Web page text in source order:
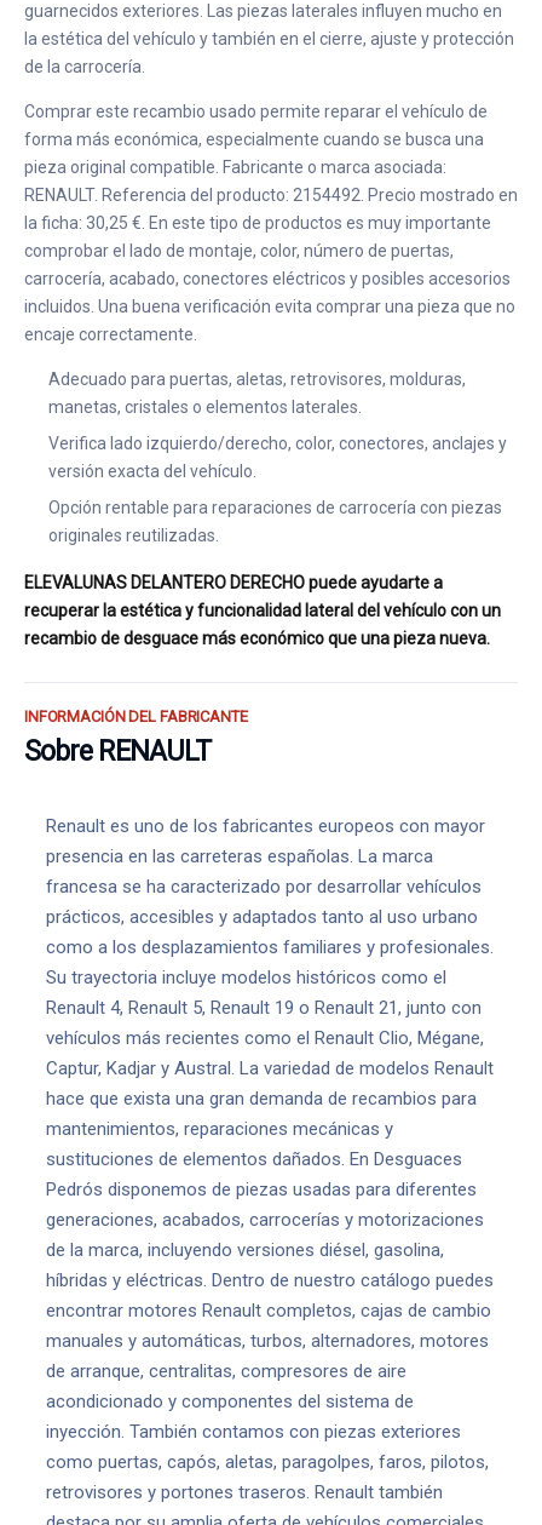
guarnecidos exteriores. Las piezas laterales influyen mucho en
la estética del vehículo y también en el cierre, ajuste y protección
de la carrocería.
Comprar este recambio usado permite reparar el vehículo de
forma más económica, especialmente cuando se busca una
pieza original compatible. Fabricante o marca asociada:
RENAULT. Referencia del producto: 2154492. Precio mostrado en
la ficha: 30,25 €. En este tipo de productos es muy importante
comprobar el lado de montaje, color, número de puertas,
carrocería, acabado, conectores eléctricos y posibles accesorios
incluidos. Una buena verificación evita comprar una pieza que no
encaje correctamente.
Adecuado para puertas, aletas, retrovisores, molduras,
manetas, cristales o elementos laterales.
Verifica lado izquierdo/derecho, color, conectores, anclajes y
versión exacta del vehículo.
Opción rentable para reparaciones de carrocería con piezas
originales reutilizadas.
ELEVALUNAS DELANTERO DERECHO puede ayudarte a
recuperar la estética y funcionalidad lateral del vehículo con un
recambio de desguace más económico que una pieza nueva.
INFORMACIÓN DEL FABRICANTE
Sobre RENAULT
Renault es uno de los fabricantes europeos con mayor
presencia en las carreteras españolas. La marca
francesa se ha caracterizado por desarrollar vehículos
prácticos, accesibles y adaptados tanto al uso urbano
como a los desplazamientos familiares y profesionales.
Su trayectoria incluye modelos históricos como el
Renault 4, Renault 5, Renault 19 o Renault 21, junto con
vehículos más recientes como el Renault Clio, Mégane,
Captur, Kadjar y Austral. La variedad de modelos Renault
hace que exista una gran demanda de recambios para
mantenimientos, reparaciones mecánicas y
sustituciones de elementos dañados. En Desguaces
Pedrós disponemos de piezas usadas para diferentes
generaciones, acabados, carrocerías y motorizaciones
de la marca, incluyendo versiones diésel, gasolina,
híbridas y eléctricas. Dentro de nuestro catálogo puedes
encontrar motores Renault completos, cajas de cambio
manuales y automáticas, turbos, alternadores, motores
de arranque, centralitas, compresores de aire
acondicionado y componentes del sistema de
inyección. También contamos con piezas exteriores
como puertas, capós, aletas, paragolpes, faros, pilotos,
retrovisores y portones traseros. Renault también